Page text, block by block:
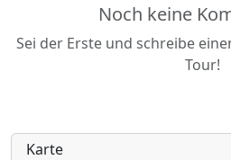
Noch keine
Sei der Erste und schreibe
Tour!
Karte